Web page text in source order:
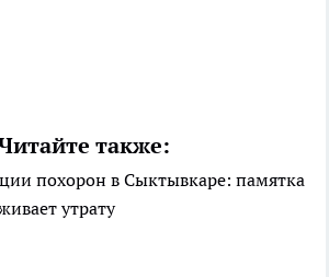
также:
похорон в Сыктывкаре: памятка
утрату